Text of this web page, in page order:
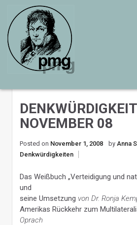
content
NOVEMBER 08
Posted on November 1, 2008 by Anna
Denkwürdigkeiten
Das Weißbuch „Verteidigung und
und
seine Umsetzung von Dr. Ronja
Amerikas Rückkehr zum
Oprach